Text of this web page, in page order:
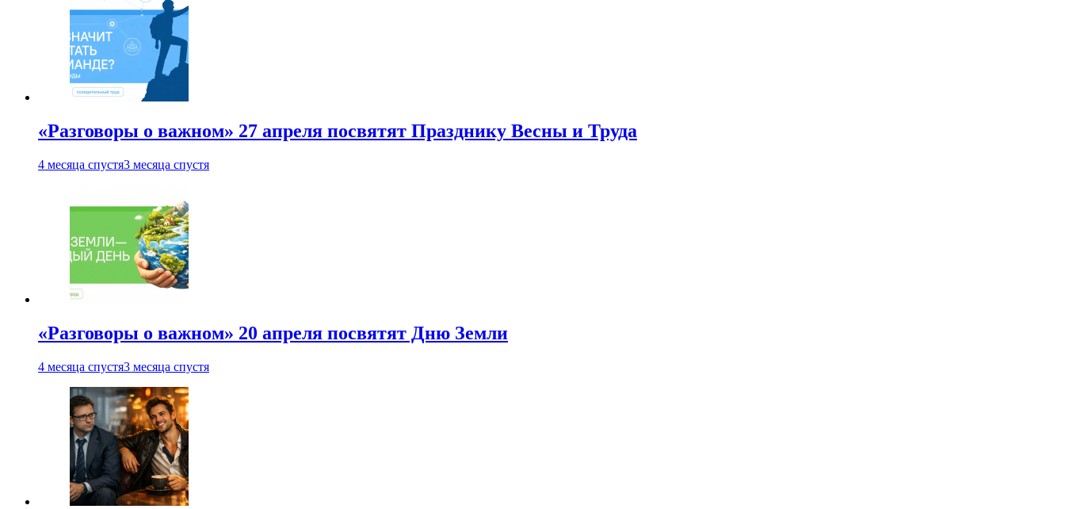
«Разговоры о важном» 27 апреля посвятят Празднику Весны и Труда
4 месяца спустя3 месяца спустя
«Разговоры о важном» 20 апреля посвятят Дню Земли
4 месяца спустя3 месяца спустя